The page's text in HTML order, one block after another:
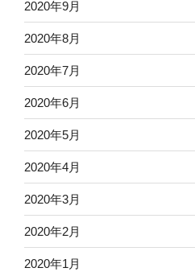
2020年9月
2020年8月
2020年7月
2020年6月
2020年5月
2020年4月
2020年3月
2020年2月
2020年1月